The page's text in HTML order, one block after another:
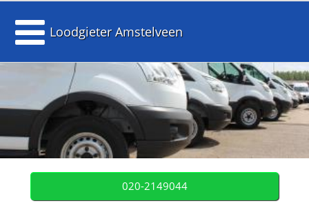
Loodgieter Amstelveen
020-2149044